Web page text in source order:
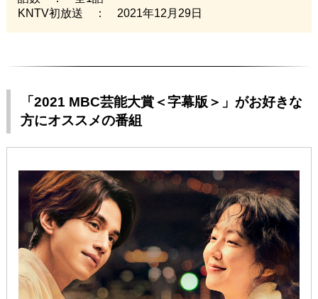
KNTV初放送 ： 2021年12月29日
「2021 MBC芸能大賞＜字幕版＞」がお好きな
方にオススメの番組